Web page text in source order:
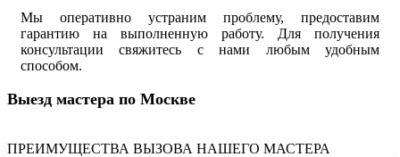
Мы оперативно устраним проблему, предоставим
гарантию на выполненную работу. Для получения
консультации свяжитесь с нами любым удобным
способом.
Выезд мастера по Москве
ПРЕИМУЩЕСТВА ВЫЗОВА НАШЕГО МАСТЕРА